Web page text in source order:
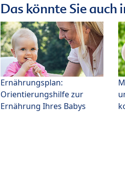
Das könnte Sie auch
Ernährungsplan:
Orientierungshilfe zur
Ernährung Ihres Babys